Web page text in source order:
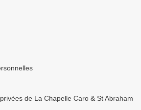
de La Chapelle Caro & St Abraham